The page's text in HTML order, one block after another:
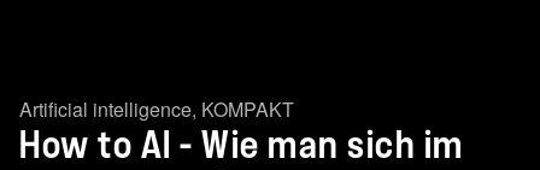
Artificial intelligence, KOMPAKT
How to AI - Wie man sich im